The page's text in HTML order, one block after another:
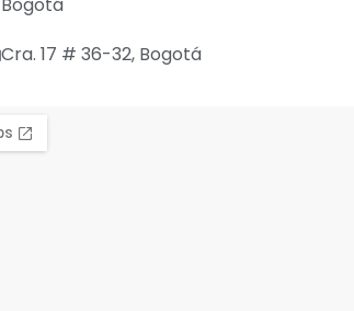
Cra. 17 # 36-32, Bogotá